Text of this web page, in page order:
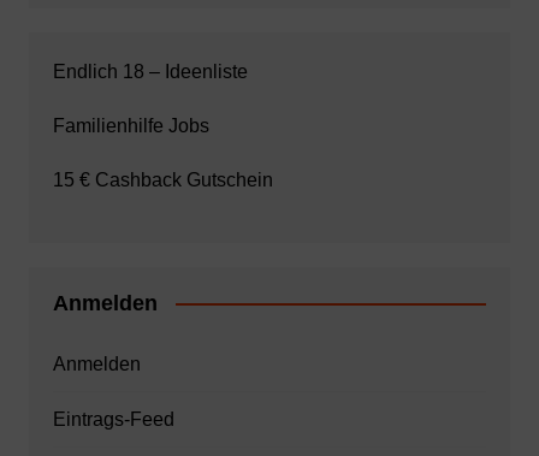
Endlich 18 – Ideenliste
Familienhilfe Jobs
15 € Cashback Gutschein
Anmelden
Anmelden
Eintrags-Feed